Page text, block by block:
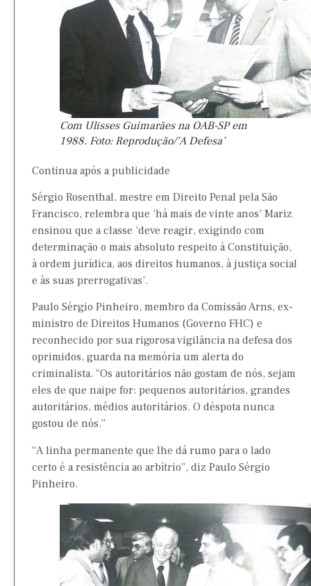
Com Ulisses Guimarães na OAB-SP em
1988. Foto: Reprodução/’A Defesa’
Continua após a publicidade
Sérgio Rosenthal, mestre em Direito Penal pela São
Francisco, relembra que ‘há mais de vinte anos’ Mariz
ensinou que a classe ‘deve reagir, exigindo com
determinação o mais absoluto respeito à Constituição,
à ordem jurídica, aos direitos humanos, à justiça social
e às suas prerrogativas’.
Paulo Sérgio Pinheiro, membro da Comissão Arns, ex-
ministro de Direitos Humanos (Governo FHC) e
reconhecido por sua rigorosa vigilância na defesa dos
oprimidos, guarda na memória um alerta do
criminalista. “Os autoritários não gostam de nós, sejam
eles de que naipe for: pequenos autoritários, grandes
autoritários, médios autoritários. O déspota nunca
gostou de nós.”
“A linha permanente que lhe dá rumo para o lado
certo é a resistência ao arbítrio”, diz Paulo Sérgio
Pinheiro.